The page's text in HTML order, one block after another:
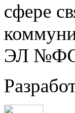
сфере
ЭЛ №ФС